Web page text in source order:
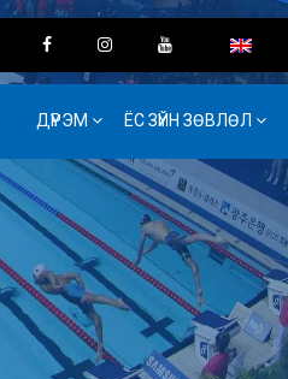
ДҮРЭМ ЁС ЗҮЙН ЗӨВЛӨЛ